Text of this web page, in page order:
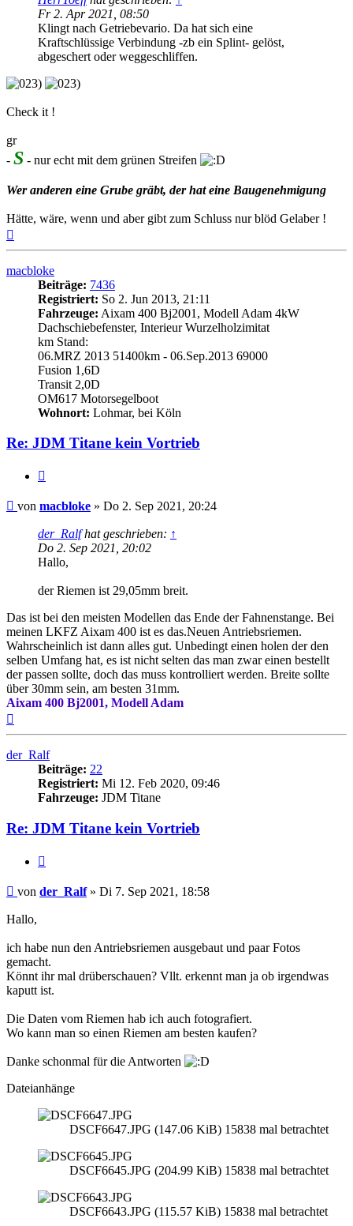
Fr 2. Apr 2021, 08:50
Klingt nach Getriebevario. Da hat sich eine
Kraftschlüssige Verbindung -zb ein Splint- gelöst,
abgeschert oder weggeschliffen.
Check it !
gr
- S - nur echt mit dem grünen Streifen
Wer anderen eine Grube gräbt, der hat eine Baugenehmigung
Hätte, wäre, wenn und aber gibt zum Schluss nur blöd Gelaber !
macbloke
Beiträge: 7436
Registriert: So 2. Jun 2013, 21:11
Fahrzeuge: Aixam 400 Bj2001, Modell Adam 4kW
Dachschiebefenster, Interieur Wurzelholzimitat
km Stand:
06.MRZ 2013 51400km - 06.Sep.2013 69000
Fusion 1,6D
Transit 2,0D
OM617 Motorsegelboot
Wohnort: Lohmar, bei Köln
Re: JDM Titane kein Vortrieb
Beitrag
von macbloke » Do 2. Sep 2021, 20:24
der_Ralfhat geschrieben: ↑
Do 2. Sep 2021, 20:02
Hallo,
der Riemen ist 29,05mm breit.
Das ist bei den meisten Modellen das Ende der Fahnenstange. Bei
meinen LKFZ Aixam 400 ist es das.Neuen Antriebsriemen.
Wahrscheinlich ist dann alles gut. Unbedingt einen holen der den
selben Umfang hat, es ist nicht selten das man zwar einen bestellt
der passen sollte, doch das muss kontrolliert werden. Breite sollte
über 30mm sein, am besten 31mm.
Aixam 400 Bj2001, Modell Adam
der_Ralf
Beiträge: 22
Registriert: Mi 12. Feb 2020, 09:46
Fahrzeuge: JDM Titane
Re: JDM Titane kein Vortrieb
Beitrag
von der_Ralf» Di 7. Sep 2021, 18:58
Hallo,
ich habe nun den Antriebsriemen ausgebaut und paar Fotos
gemacht.
Könnt ihr mal drüberschauen? Vllt. erkennt man ja ob irgendwas
kaputt ist.
Die Daten vom Riemen hab ich auch fotografiert.
Wo kann man so einen Riemen am besten kaufen?
Danke schonmal für die Antworten
Dateianhänge
DSCF6647.JPG (147.06 KiB) 15838 mal betrachtet
DSCF6645.JPG (204.99 KiB) 15838 mal betrachtet
DSCF6643.JPG (115.57 KiB) 15838 mal betrachtet